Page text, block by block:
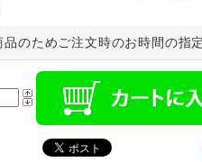
のためご注文時のお時間の指